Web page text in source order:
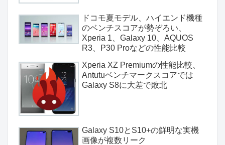
ドコモ夏モデル、ハイエンド機種
のベンチスコアが勢ぞろい、
Xperia 1、Galaxy 10、AQUOS
R3、P30 Proなどの性能比較
Xperia XZ Premiumの性能比較、
Antutuベンチマークスコアでは
Galaxy S8に大差で敗北
Galaxy S10とS10+の鮮明な実機
画像が複数リーク